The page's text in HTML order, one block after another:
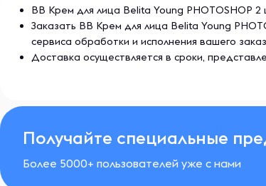
BB Крем для лица Belita Young PHOTOSHOP
Заказать BB Крем для лица Belita Young
сервиса обработки и исполнения вашего
Доставка осуществляется в сроки,
Получайте специальные
Более 5000+ пользователей уже с нами